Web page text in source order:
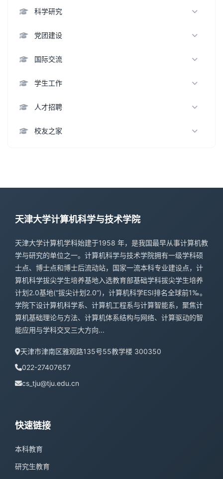
杰出人才
本科生教育
研究生教育
科学研究
科研方向
科研机构
党团建设
支部活动
集体风采
国际交流
联合培养
科研合作
学生工作
学生活动
学生风采
人才招聘
教师
校友之家
天津大学计算机科学与技术学院
天津大学计算机学科始建于1958 年，是我国最早从事计算机教
学与研究的单位之一。计算机科学与技术学院拥有一级学科硕
士点、博士点和博士后流动站，国家一流本科专业建设点，计
算机科学拔尖学生培养基地入选教育部基础学科拔尖学生培养
计划2.0基地(“拔尖计划2.0”)，计算机科学ESI排名全球前1‰。
学院下设计算机科学系、计算机工程系与计算智能系，聚焦计
算机基础理论与方法、计算机体系结构与网络、计算驱动的智
能应用与学科交叉三大方向...
天津市津南区雅观路135号55教学楼 300350
022-27407657
cs_tju@tju.edu.cn
快速链接
本科教育
研究生教育